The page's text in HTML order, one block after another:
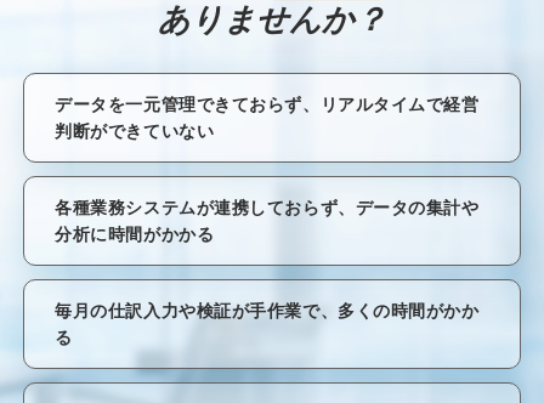
ありませんか？
データを一元管理できておらず、リアルタイムで経営
判断ができていない
各種業務システムが連携しておらず、データの集計や
分析に時間がかかる
毎月の仕訳入力や検証が手作業で、多くの時間がかか
る